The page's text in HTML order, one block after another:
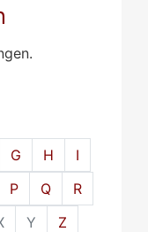
G H
I
P Q
R
Y Z